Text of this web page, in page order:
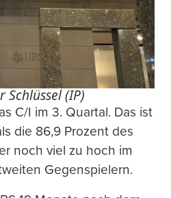
Schlüssel (IP)
C/I im 3. Quartal. Das ist
die 86,9 Prozent des
noch viel zu hoch im
Gegenspielern.